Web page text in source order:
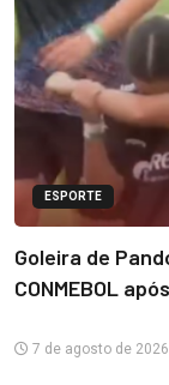
ESPORTE
Goleira de
CONMEBOL
7 de agosto de 2026